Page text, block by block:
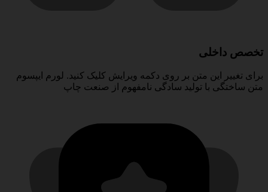
تخصص داخلی
برای تغییر این متن بر روی دکمه ویرایش کلیک کنید. لورم ایپسوم
متن ساختگی با تولید سادگی نامفهوم از صنعت چاپ